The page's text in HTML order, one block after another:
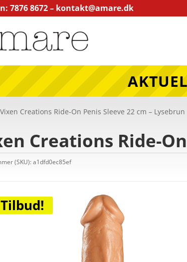
7876 8672 – kontakt@amare.dk
Creations Ride-On Penis Sleeve 22 cm – Lysebrun
Creations Ride-
(SKU):a1dfd0ec85ef
Tilbud!